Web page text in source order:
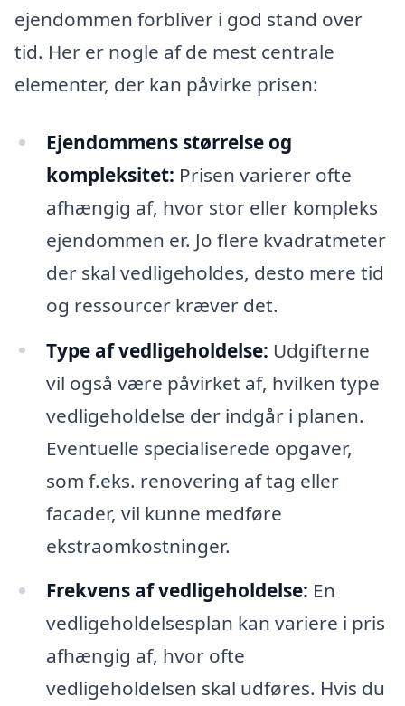
ejendommen forbliver i god stand over
tid. Her er nogle af de mest centrale
elementer, der kan påvirke prisen:
Ejendommens størrelse og
kompleksitet: Prisen varierer ofte
afhængig af, hvor stor eller kompleks
ejendommen er. Jo flere kvadratmeter
der skal vedligeholdes, desto mere tid
og ressourcer kræver det.
Type af vedligeholdelse: Udgifterne
vil også være påvirket af, hvilken type
vedligeholdelse der indgår i planen.
Eventuelle specialiserede opgaver,
som f.eks. renovering af tag eller
facader, vil kunne medføre
ekstraomkostninger.
Frekvens af vedligeholdelse: En
vedligeholdelsesplan kan variere i pris
afhængig af, hvor ofte
vedligeholdelsen skal udføres. Hvis du